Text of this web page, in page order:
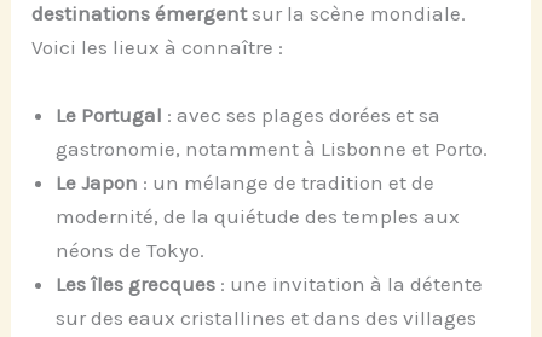
destinations émergentsur la scène mondiale.
Voici les lieux à connaître :
Le Portugal : avec ses plages dorées et sa
gastronomie, notamment à Lisbonne et Porto.
Le Japon : un mélange de tradition et de
modernité, de la quiétude des temples aux
néons de Tokyo.
Les îles grecques : une invitation à la détente
sur des eaux cristallines et dans des villages